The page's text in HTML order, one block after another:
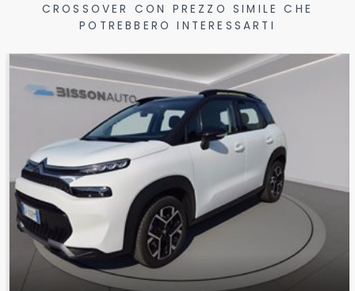
CROSSOVER CON PREZZO SIMILE CHE
POTREBBERO INTERESSARTI